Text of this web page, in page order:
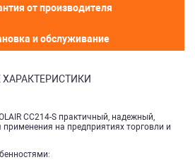
от производителя
и обслуживание
ХАРАКТЕРИСТИКИ
CC214-S практичный, надежный,
на предприятиях торговли и